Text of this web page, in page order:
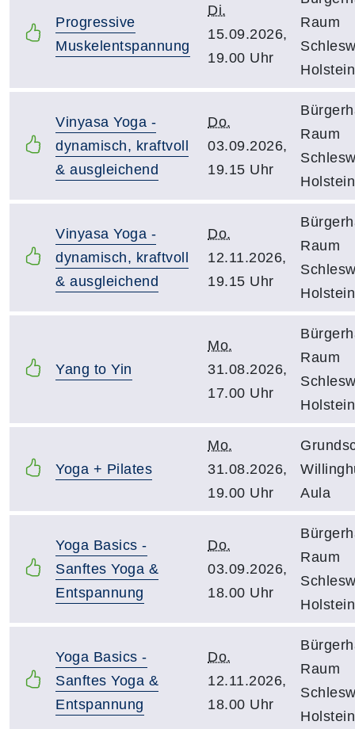
Progressive
Muskelentspannung
Di.
15.09.2026,
19.00 Uhr
Raum
Holstein
Vinyasa Yoga -
dynamisch, kraftvoll
& ausgleichend
Do.
03.09.2026,
19.15 Uhr
Raum
Holstein
Vinyasa Yoga -
dynamisch, kraftvoll
& ausgleichend
Do.
12.11.2026,
19.15 Uhr
Raum
Holstein
Yang to Yin
Mo.
31.08.2026,
17.00 Uhr
Raum
Holstein
Yoga + Pilates
Mo.
31.08.2026,
19.00 Uhr
Aula
Yoga Basics -
Sanftes Yoga &
Entspannung
Do.
03.09.2026,
18.00 Uhr
Raum
Holstein
Yoga Basics -
Sanftes Yoga &
Entspannung
Do.
12.11.2026,
18.00 Uhr
Raum
Holstein